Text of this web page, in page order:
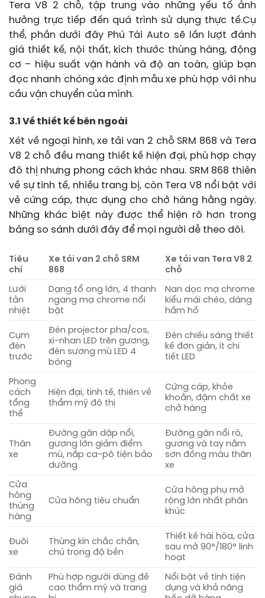
Tera V8 2 chỗ, tập trung vào những yếu tố ảnh
hưởng trực tiếp đến quá trình sử dụng thực tế.Cụ
thể, phần dưới đây Phú Tài Auto sẽ lần lượt đánh
giá thiết kế, nội thất, kích thước thùng hàng, động
cơ – hiệu suất vận hành và độ an toàn, giúp bạn
đọc nhanh chóng xác định mẫu xe phù hợp với nhu
cầu vận chuyển của mình.
3.1 Về thiết kế bên ngoài
Xét về ngoại hình, xe tải van 2 chỗ SRM 868 và Tera
V8 2 chỗ đều mang thiết kế hiện đại, phù hợp chạy
đô thị nhưng phong cách khác nhau. SRM 868 thiên
về sự tinh tế, nhiều trang bị, còn Tera V8 nổi bật với
vẻ cứng cáp, thực dụng cho chở hàng hằng ngày.
Những khác biệt này được thể hiện rõ hơn trong
bảng so sánh dưới đây để mọi người dễ theo dõi.
Tiêu
chí
Xe tải van 2 chỗ SRM
868
Xe tải van Tera V8 2
chỗ
Lưới
tản
nhiệt
Dạng tổ ong lớn, 4 thanh
ngang mạ chrome nổi
bật
Nan dọc mạ chrome
kiểu mái chéo, dáng
hầm hố
Cụm
đèn
trước
Đèn projector pha/cos,
xi-nhan LED trên gương,
đèn sương mù LED 4
bóng
Đèn chiếu sáng thiết
kế đơn giản, ít chi
tiết LED
Phong
cách
tổng
thể
Hiện đại, tinh tế, thiên về
thẩm mỹ đô thị
Cứng cáp, khỏe
khoắn, đậm chất xe
chở hàng
Thân
xe
Đường gân dập nổi,
gương lớn giảm điểm
mù, nắp ca-pô tiện bảo
dưỡng
Đường gân nổi rõ,
gương và tay nắm
sơn đồng màu thân
xe
Cửa
hông
thùng
hàng
Cửa hông tiêu chuẩn
Cửa hông phụ mở
rộng lớn nhất phân
khúc
Đuôi
xe
Thùng kín chắc chắn,
chú trọng độ bền
Thiết kế hài hòa, cửa
sau mở 90°/180° linh
hoạt
Đánh
giá
Phù hợp người dùng đề
cao thẩm mỹ và trang
Nổi bật về tính tiện
dụng và khả năng